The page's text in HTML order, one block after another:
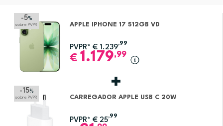
-5%
sobre PVPR APPLE IPHONE 17 512GB VD
PVPR* € 1.239
,99
€ 1.179,99
-15%
sobre PVPR CARREGADOR APPLE USB C 20W
PVPR* € 25
,99